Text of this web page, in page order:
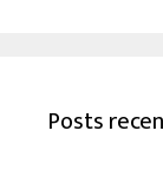
Posts